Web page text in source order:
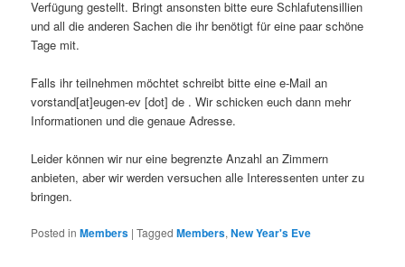
Verfügung gestellt. Bringt ansonsten bitte eure Schlafutensillien
und all die anderen Sachen die ihr benötigt für eine paar schöne
Tage mit.
Falls ihr teilnehmen möchtet schreibt bitte eine e-Mail an
vorstand[at]eugen-ev [dot] de . Wir schicken euch dann mehr
Informationen und die genaue Adresse.
Leider können wir nur eine begrenzte Anzahl an Zimmern
anbieten, aber wir werden versuchen alle Interessenten unter zu
bringen.
Posted in Members |Tagged Members,New Year's Eve